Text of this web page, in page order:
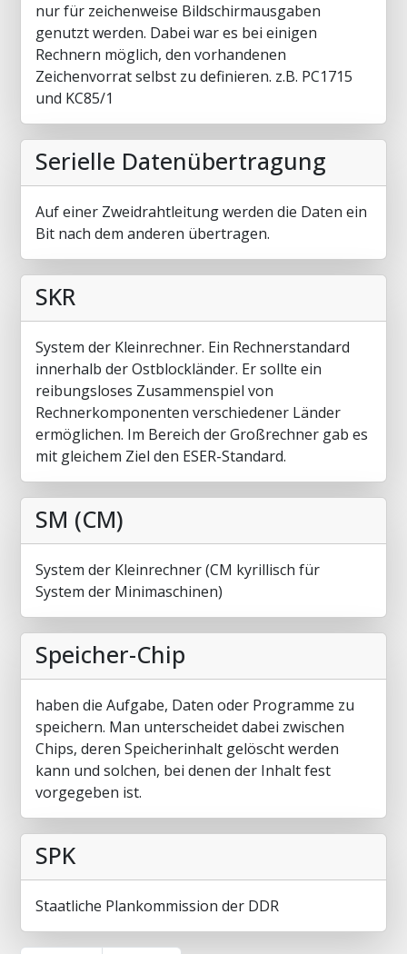
nur für zeichenweise Bildschirmausgaben
genutzt werden. Dabei war es bei einigen
Rechnern möglich, den vorhandenen
Zeichenvorrat selbst zu definieren. z.B. PC1715
und KC85/1
Serielle Datenübertragung
Auf einer Zweidrahtleitung werden die Daten ein
Bit nach dem anderen übertragen.
SKR
System der Kleinrechner. Ein Rechnerstandard
innerhalb der Ostblockländer. Er sollte ein
reibungsloses Zusammenspiel von
Rechnerkomponenten verschiedener Länder
ermöglichen. Im Bereich der Großrechner gab es
mit gleichem Ziel den ESER-Standard.
SM (CM)
System der Kleinrechner (CM kyrillisch für
System der Minimaschinen)
Speicher-Chip
haben die Aufgabe, Daten oder Programme zu
speichern. Man unterscheidet dabei zwischen
Chips, deren Speicherinhalt gelöscht werden
kann und solchen, bei denen der Inhalt fest
vorgegeben ist.
SPK
Staatliche Plankommission der DDR